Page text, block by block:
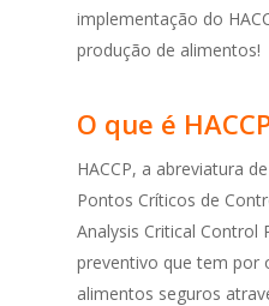
implementação do
produção de alimentos!
O que é
HACCP, a abreviatura
Pontos Críticos de
Analysis Critical Control
preventivo que tem por
alimentos seguros